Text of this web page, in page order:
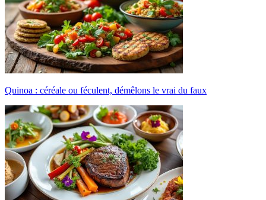
Quinoa : céréale ou féculent, démêlons le vrai du faux